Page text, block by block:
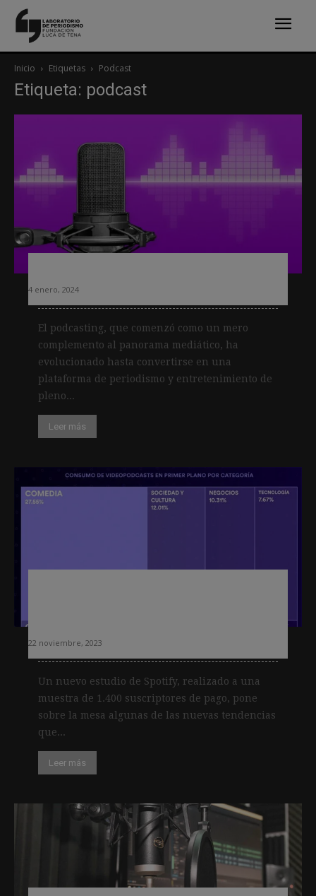
Inicio Etiquetas Podcast
Etiqueta: podcast
4 enero, 2024
El podcasting, que comenzó como un mero
complemento al panorama mediático, ha
evolucionado hasta convertirse en una
plataforma de periodismo y entretenimiento de
pleno...
Leer más
22 noviembre, 2023
Un nuevo estudio de Spotify, realizado a una
muestra de 1.400 suscriptores de pago, pone
sobre la mesa algunas de las nuevas tendencias
que...
Leer más